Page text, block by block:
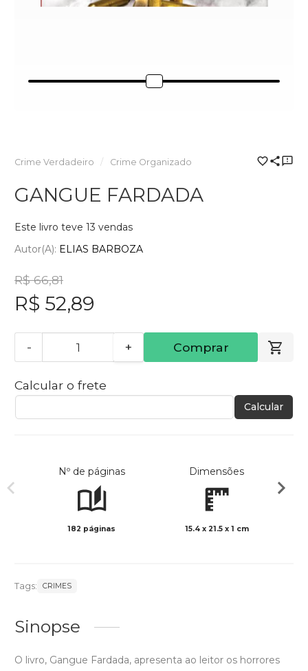
Crime Verdadeiro Crime Organizado
GANGUE FARDADA
Este livro teve 13 vendas
Autor(a): ELIAS BARBOZA
R$ 66,81
R$ 52,89
- + Comprar
Calcular o frete
Calcular
Nº de páginas
182 páginas
Dimensões
15.4 x 21.5 x 1 cm
Tags: CRIMES
Sinopse
O livro, Gangue Fardada, apresenta ao leitor os horrores